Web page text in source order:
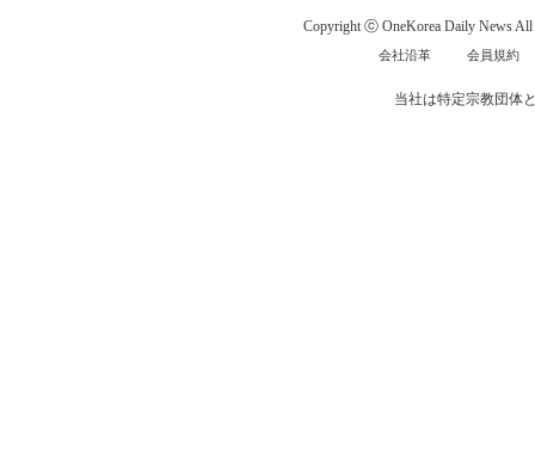
Copyright ⓒ OneKorea Daily News All
会社沿革 会員規約
当社は特定宗教団体